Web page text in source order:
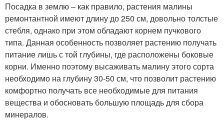
Посадка в землю – как правило, растения малины
ремонтантной имеют длину до 250 см, довольно толстые
стебля, однако при этом обладают корнем пучкового
типа. Данная особенность позволяет растению получать
питание лишь с той глубины, где расположены боковые
корни. Именно поэтому высаживать малину этого сорта
необходимо на глубину 30-50 см, что позволит растению
комфортно получать все необходимые для питания
вещества и обосновать большую площадь для сбора
минералов.